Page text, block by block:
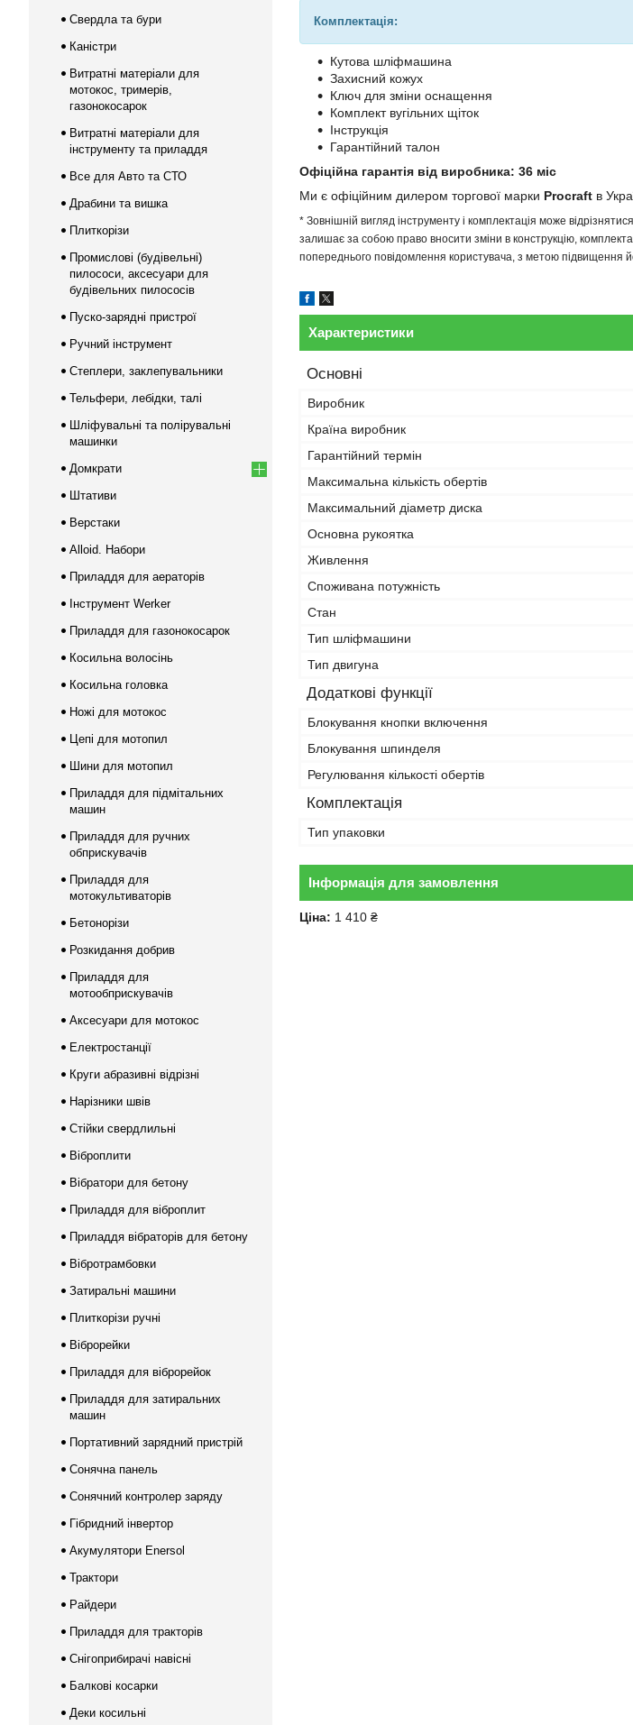
Комплектація:
Кутова шліфмашина
Захисний кожух
Ключ для зміни оснащення
Комплект вугільних щіток
Інструкція
Гарантійний талон
Офіційна гарантія від виробника: 36 міс
Ми є офіційним дилером торгової марки Procraft в
* Зовнішній вигляд інструменту і комплектація може
залишає за собою право вносити зміни в конструкцію,
попереднього повідомлення користувача, з метою підвищення
Характеристики
Основні
Виробник
Країна виробник
Гарантійний термін
Максимальна кількість обертів
Максимальний діаметр диска
Основна рукоятка
Живлення
Споживана потужність
Стан
Тип шліфмашини
Тип двигуна
Додаткові функції
Блокування кнопки включення
Блокування шпинделя
Регулювання кількості обертів
Комплектація
Тип упаковки
Інформація для замовлення
Ціна: 1 410 ₴
Свердла та бури
Каністри
Витратні матеріали для
мотокос, тримерів,
газонокосарок
Витратні матеріали для
інструменту та приладдя
Все для Авто та СТО
Драбини та вишка
Плиткорізи
Промислові (будівельні)
пилососи, аксесуари для
будівельних пилососів
Пуско-зарядні пристрої
Ручний інструмент
Степлери, заклепувальники
Тельфери, лебідки, талі
Шліфувальні та полірувальні
машинки
Домкрати
Штативи
Верстаки
Alloid. Набори
Приладдя для аераторів
Інструмент Werker
Приладдя для газонокосарок
Косильна волосінь
Косильна головка
Ножі для мотокос
Цепі для мотопил
Шини для мотопил
Приладдя для підмітальних
машин
Приладдя для ручних
обприскувачів
Приладдя для
мотокультиваторів
Бетонорізи
Розкидання добрив
Приладдя для
мотообприскувачів
Аксесуари для мотокос
Електростанції
Круги абразивні відрізні
Нарізники швів
Стійки свердлильні
Віброплити
Вібратори для бетону
Приладдя для віброплит
Приладдя вібраторів для бетону
Вібротрамбовки
Затиральні машини
Плиткорізи ручні
Віброрейки
Приладдя для віброрейок
Приладдя для затиральних
машин
Портативний зарядний пристрій
Сонячна панель
Сонячний контролер заряду
Гібридний інвертор
Акумулятори Enersol
Трактори
Райдери
Приладдя для тракторів
Снігоприбирачі навісні
Балкові косарки
Деки косильні